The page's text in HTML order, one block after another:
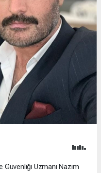
Güvenliği Uzmanı Nazım